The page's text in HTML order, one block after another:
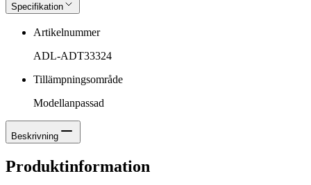
Specifikation
Artikelnummer
ADL-ADT33324
Tillämpningsområde
Modellanpassad
Beskrivning
Produktinformation